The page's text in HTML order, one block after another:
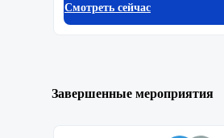
Смотреть сейчас
Завершенные мероприятия